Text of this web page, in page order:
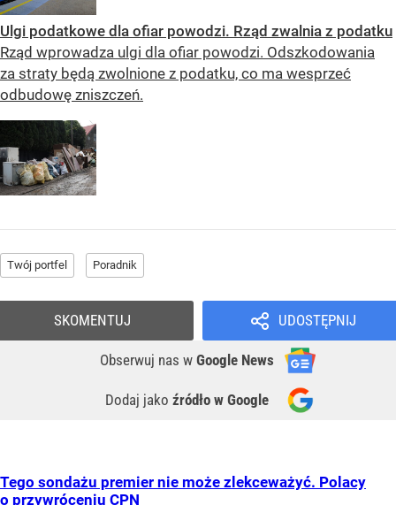
Ulgi podatkowe dla ofiar powodzi. Rząd zwalnia z podatku
Rząd wprowadza ulgi dla ofiar powodzi. Odszkodowania
za straty będą zwolnione z podatku, co ma wesprzeć
odbudowę zniszczeń.
Twój portfel Poradnik
UDOSTĘPNIJ
Obserwuj nas w Google News
Dodaj jako źródło w Google
SKOMENTUJ
Tego sondażu premier nie może zlekceważyć. Polacy
o przywróceniu CPN